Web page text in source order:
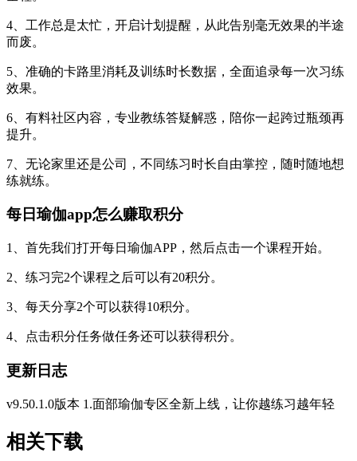
4、工作总是太忙，开启计划提醒，从此告别毫无效果的半途
而废。
5、准确的卡路里消耗及训练时长数据，全面追录每一次习练
效果。
6、有料社区内容，专业教练答疑解惑，陪你一起跨过瓶颈再
提升。
7、无论家里还是公司，不同练习时长自由掌控，随时随地想
练就练。
每日瑜伽app怎么赚取积分
1、首先我们打开每日瑜伽APP，然后点击一个课程开始。
2、练习完2个课程之后可以有20积分。
3、每天分享2个可以获得10积分。
4、点击积分任务做任务还可以获得积分。
更新日志
v9.50.1.0版本 1.面部瑜伽专区全新上线，让你越练习越年轻
相关下载